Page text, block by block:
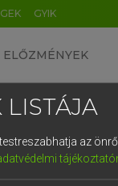
GYIK
ELŐZMÉNYEK
LISTÁJA
az
DE CN FR ES IT